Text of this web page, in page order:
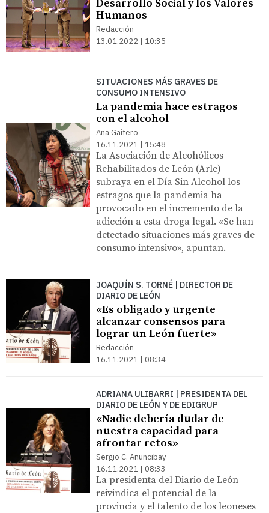
Desarrollo Social y los Valores
Humanos
Redacción
13.01.2022 | 10:35
SITUACIONES MÁS GRAVES DE
CONSUMO INTENSIVO
La pandemia hace estragos
con el alcohol
Ana Gaitero
16.11.2021 | 15:48
La Asociación de Alcohólicos
Rehabilitados de León (Arle)
subraya en el Día Sin Alcohol los
estragos que la pandemia ha
provocado en el incremento de la
adicción a esta droga legal. «Se han
detectado situaciones más graves de
consumo intensivo», apuntan.
JOAQUÍN S. TORNÉ | DIRECTOR DE
DIARIO DE LEÓN
«Es obligado y urgente
alcanzar consensos para
lograr un León fuerte»
Redacción
16.11.2021 | 08:34
ADRIANA ULIBARRI | PRESIDENTA DEL
DIARIO DE LEÓN Y DE EDIGRUP
«Nadie debería dudar de
nuestra capacidad para
afrontar retos»
Sergio C. Anuncibay
16.11.2021 | 08:33
La presidenta del Diario de León
reivindica el potencial de la
provincia y el talento de los leoneses